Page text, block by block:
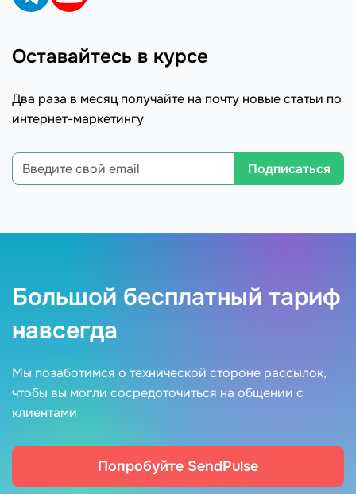
Оставайтесь в курсе
Два раза в месяц получайте на почту новые статьи по
интернет-маркетингу
Подписаться
Большой бесплатный тариф
навсегда
Мы позаботимся о технической стороне рассылок,
чтобы вы могли сосредоточиться на общении с
клиентами
Попробуйте SendPulse